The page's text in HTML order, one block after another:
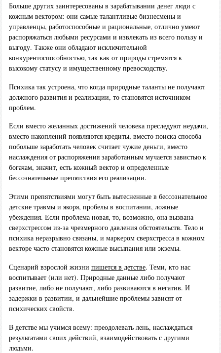
Больше других заинтересованы в зарабатывании денег люди с
кожным вектором: они самые талантливые бизнесмены и
управленцы, работоспособные и рациональные, отлично умеют
распоряжаться любыми ресурсами и извлекать из всего пользу и
выгоду. Также они обладают исключительной
конкурентоспособностью, так как от природы стремятся к
высокому статусу и имущественному превосходству.
Психика так устроена, что когда природные таланты не получают
должного развития и реализации, то становятся источником
проблем.
Если вместо желанных достижений человека преследуют неудачи,
вместо накоплений появляются кредиты, вместо поиска способа
побольше заработать человек считает чужие деньги, вместо
наслаждения от распоряжения заработанным мучается завистью к
богачам, значит, есть кожный вектор и определенные
бессознательные препятствия его реализации.
Этими препятствиями могут быть вытесненные в бессознательное
детские травмы и якоря, пробелы в воспитании, ложные
убеждения. Если проблема новая, то, возможно, она вызвана
сверхстрессом из-за чрезмерного давления обстоятельств. Тело и
психика неразрывно связаны, и маркером сверхстресса в кожном
векторе часто становятся кожные высыпания или экземы.
Сценарий взрослой жизни пишется в детстве. Теми, кто нас
воспитывает (или нет). Природные данные либо получают
развитие, либо не получают, либо развиваются в негатив. И
задержки в развитии, и дальнейшие проблемы зависят от
психических свойств.
В детстве мы учимся всему: преодолевать лень, наслаждаться
результатами своих действий, взаимодействовать с другими
людьми.